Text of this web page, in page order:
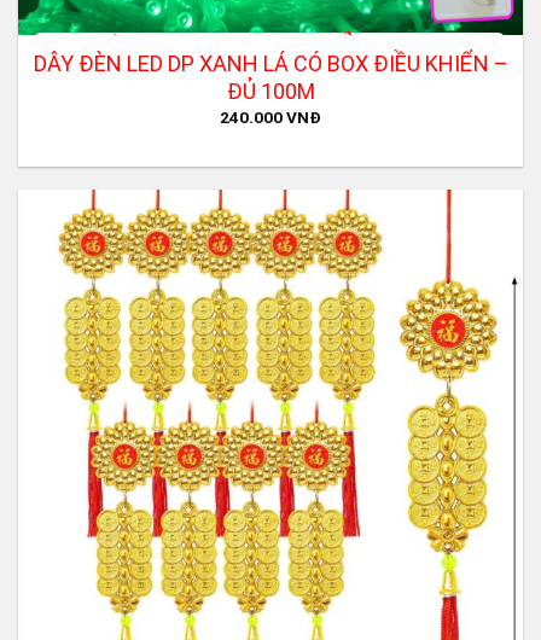
DÂY ĐÈN LED DP XANH LÁ CÓ BOX ĐIỀU KHIỂN –
ĐỦ 100M
240.000VNĐ